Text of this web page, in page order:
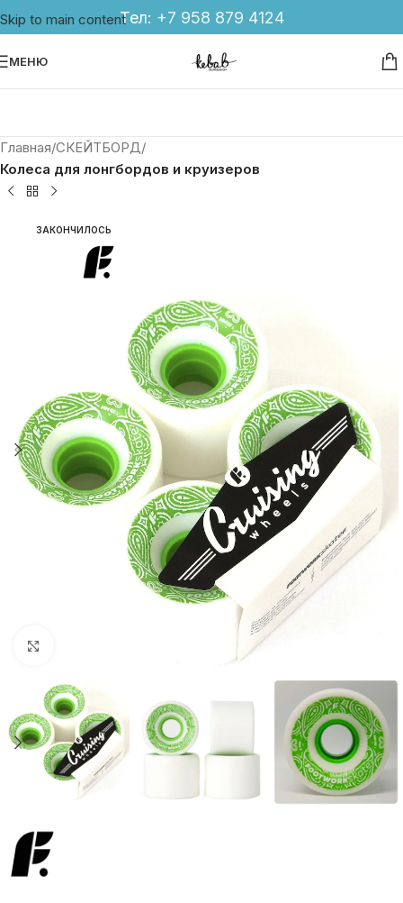
Skip to main contentТел: +7 958 879 4124
МЕНЮ
Главная СКЕЙТБОРД
Колеса для лонгбордов и круизеров
ЗАКОНЧИЛОСЬ